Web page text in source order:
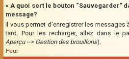
» A quoi sert le bouton “Sauvegarder”
message?
Il vous permet d’enregistrer les
tard. Pour les recharger, allez dans le
Aperçu --> Gestion des brouillons).
Haut